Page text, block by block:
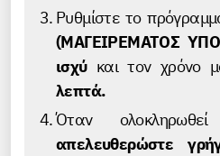
Ρυθμίστε το
(ΜΑΓΕΙΡΕΜΑΤΟΣ
ισχύ και τον χρόνο
λεπτά.
Όταν
απελευθερώστε